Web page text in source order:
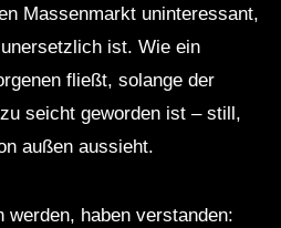
Massenmarkt uninteressant,
ist. Wie ein
fließt, solange der
seicht geworden ist – still,
außen aussieht.
werden, haben verstanden: